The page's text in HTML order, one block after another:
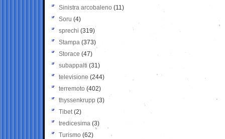
Sinistra arcobaleno (11)
Soru (4)
sprechi (319)
Stampa (373)
Storace (47)
subappalti (31)
televisione(244)
terremoto (402)
thyssenkrupp (3)
Tibet(2)
tredicesima (3)
Turismo (62)